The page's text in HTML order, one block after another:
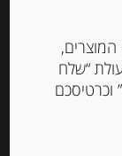
“שלח
וכרטיסכם